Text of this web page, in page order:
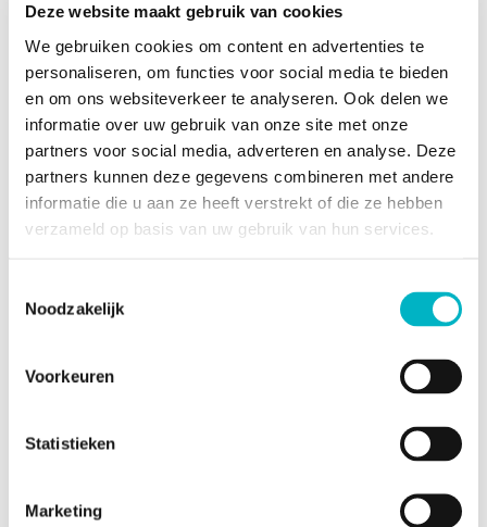
Deze website maakt gebruik van cookies
We gebruiken cookies om content en advertenties te
personaliseren, om functies voor social media te bieden
en om ons websiteverkeer te analyseren. Ook delen we
informatie over uw gebruik van onze site met onze
partners voor social media, adverteren en analyse. Deze
partners kunnen deze gegevens combineren met andere
informatie die u aan ze heeft verstrekt of die ze hebben
verzameld op basis van uw gebruik van hun services.
Noodzakelijk
Voorkeuren
Statistieken
Marketing
Stedelijke informatie
Stedenbouwkundige vergunning
Meest recente
stedenbouwkundige
bestemming
Woongebied
Datum
23/02/2023
vergunning
Naam van de
overheid (bij prioriteit)